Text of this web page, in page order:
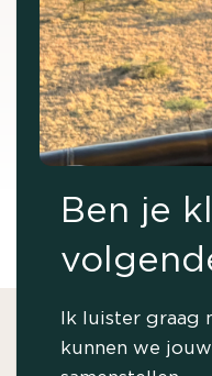
Ben je
Ik luister graag
kunnen we